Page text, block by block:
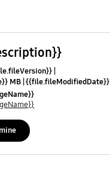
MB {{file.fileModifiedDate}}